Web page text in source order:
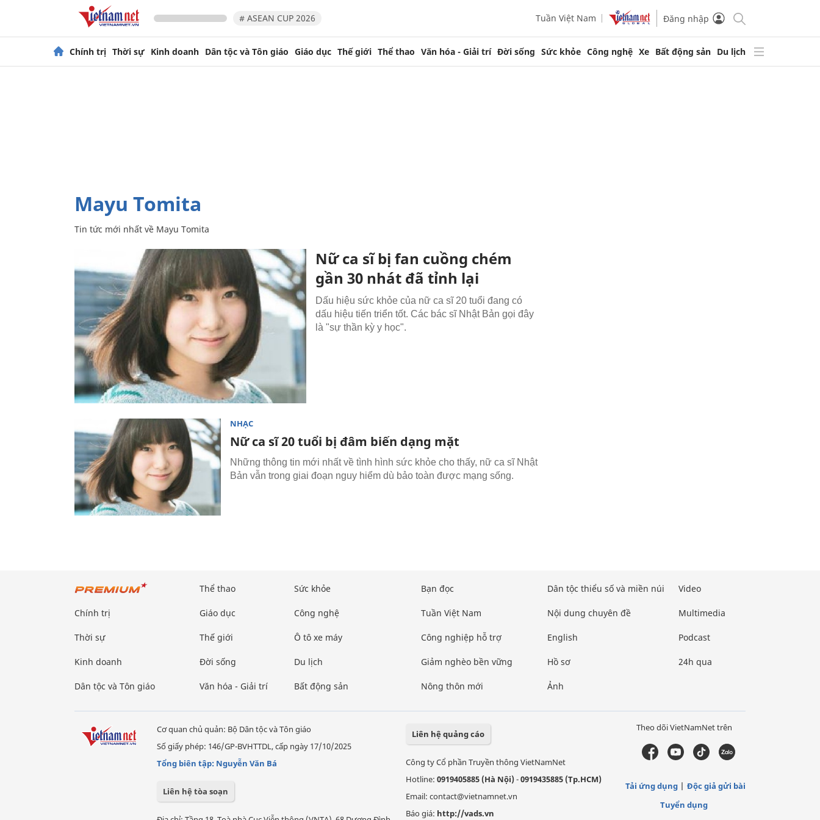
# ASEAN CUP 2026 Tuần Việt Nam Đăng nhập
Chính trị Thời sự Kinh doanh Dân tộc và Tôn giáo Giáo dục Thế giới Thể thao Văn hóa - Giải trí Đời sống Sức khỏe Công nghệ Xe Bất động sản Du lịch
Mayu Tomita
Tin tức mới nhất về Mayu Tomita
Nữ ca sĩ bị fan cuồng chém
gần 30 nhát đã tỉnh lại
Dấu hiệu sức khỏe của nữ ca sĩ 20 tuổi đang có
dấu hiệu tiến triển tốt. Các bác sĩ Nhật Bản gọi đây
là "sự thần kỳ y học".
NHẠC
Nữ ca sĩ 20 tuổi bị đâm biến dạng mặt
Những thông tin mới nhất về tình hình sức khỏe cho thấy, nữ ca sĩ Nhật
Bản vẫn trong giai đoạn nguy hiểm dù bảo toàn được mạng sống.
Chính trị
Thời sự
Kinh doanh
Dân tộc và Tôn giáo
Thể thao
Giáo dục
Thế giới
Đời sống
Văn hóa - Giải trí
Sức khỏe
Công nghệ
Ô tô xe máy
Du lịch
Bất động sản
Bạn đọc
Tuần Việt Nam
Công nghiệp hỗ trợ
Giảm nghèo bền vững
Nông thôn mới
Dân tộc thiểu số và miền núi
Nội dung chuyên đề
English
Hồ sơ
Ảnh
Video
Multimedia
Podcast
24h qua
Cơ quan chủ quản: Bộ Dân tộc và Tôn giáo
Số giấy phép: 146/GP-BVHTTDL, cấp ngày 17/10/2025
Tổng biên tập: Nguyễn Văn Bá
Liên hệ tòa soạn
Liên hệ quảng cáo
Công ty Cổ phần Truyền thông VietNamNet
Hotline: 0919405885 (Hà Nội)-0919435885 (Tp.HCM)
Email: contact@vietnamnet.vn
Báo giá: http://vads.vn
Theo dõi VietNamNet trên
Tải ứng dụng
Độc giả gửi bài
Tuyển dụng